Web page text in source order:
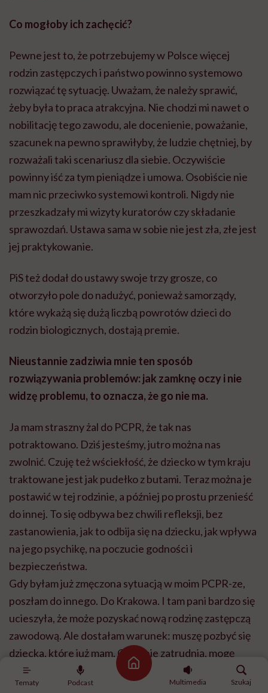
Tematy Podcast
Strona główna
Multimedia
Szukaj
Co mogłoby ich zachęcić?
Pewne jest to, że potrzebujemy w Polsce więcej
rodzin zastępczych i państwo powinno systemowo
rozwiązać tę sytuację. Uważam, że należy sprawić,
żeby była to praca atrakcyjna. Nie chodzi mi nawet o
nobilitację tego zawodu, ale docenienie, poważanie,
szacunek na pewno sprawiłyby, że ludzie chętniej, by
rozważali taki scenariusz dla siebie. Oczywiście
powinny iść za tym pieniądze i umowa. Osobiście nie
mam nic przeciwko systemowi kontroli. Nigdy nie
przeszkadzały mi wizyty kuratorów czy składanie
sprawozdań. Ustawa sama w sobie nie jest zła, złe jest
jej praktykowanie.
PiS też dodał do ustawy swoje trzy grosze, co
otworzyło pole do nadużyć, ponieważ samorządy,
które wykażą się dużą liczbą powrotów dzieci do
rodzin biologicznych, dostają premie.
Nieustannie zadziwia mnie ten sposób
rozwiązywania problemów: jak zamknę oczy i nie
widzę problemu, to oznacza, że go nie ma.
Ja mam straszny żal do PCPR, że tak nas
potraktowano. Dziś jesteśmy, jutro można nas
zwolnić. Czuję też wściekłość, że dziecko w tym kraju
traktowane jest jak pudełko z butami. Teraz można je
postawić w tej rodzinie, a później po prostu przenieść
do innej. To się odbywa bez chwili refleksji, bez
zastanowienia, jak to odbija się na dziecku, jak wpływa
na jego psychikę, na poczucie godności i
bezpieczeństwa.
Gdy byłam już zmęczona sytuacją w moim PCPR-ze,
poszłam do innego. Do Krakowa. I tam pani bardzo się
ucieszyła, że może pozyskać nową rodzinę zastępczą
zawodową. Ale dostałam warunek: muszę pozbyć się
dziecka, które już mam. Oni mnie zatrudnią, mogę
zacząć od jutra, dostać umowę, pensję, wszystko, ale
muszę oddać dziecko, którym opiekuję się 12 lat. Ale